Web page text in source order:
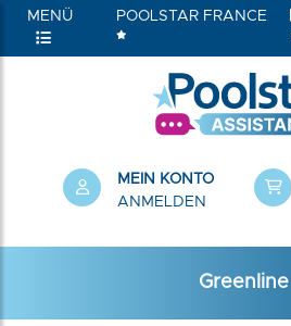
MENÜ POOLSTAR FRANCE
MEIN KONTO
ANMELDEN
Greenline